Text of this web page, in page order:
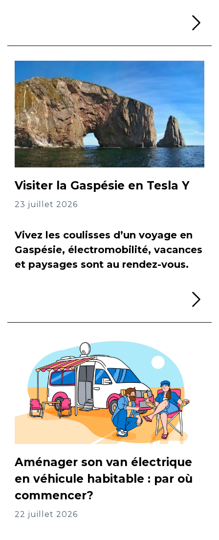
Visiter la Gaspésie en Tesla Y
23 juillet 2026
Vivez les coulisses d’un voyage en
Gaspésie, électromobilité, vacances
et paysages sont au rendez-vous.
Aménager son van électrique
en véhicule habitable : par où
commencer?
22 juillet 2026